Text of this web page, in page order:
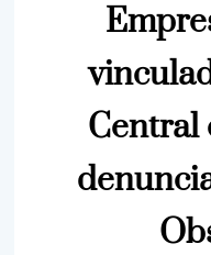
Central